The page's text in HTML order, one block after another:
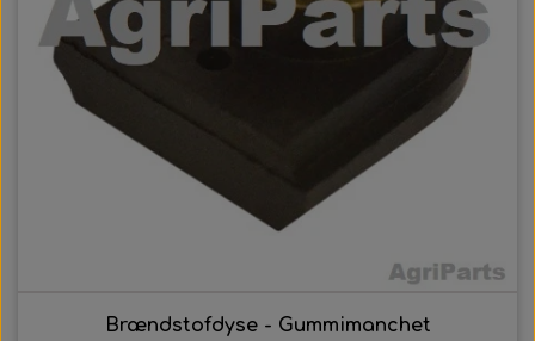
21. AgriColour - IH / Case Serien
Brændstofdyse - Gummimanchet